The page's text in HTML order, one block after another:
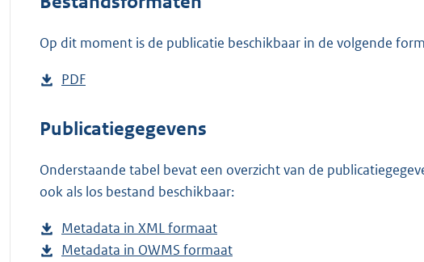
K
Op dit moment is de publicatie beschikbaar in de volgende
D
w
l
o
d
p
PDF
s
a
n
s
g
Publicatiegegevens
Onderstaande tabel bevat een overzicht van de
ook als los bestand beschikbaar:
Metadata in XML formaat
e
Metadata in OWMS formaat